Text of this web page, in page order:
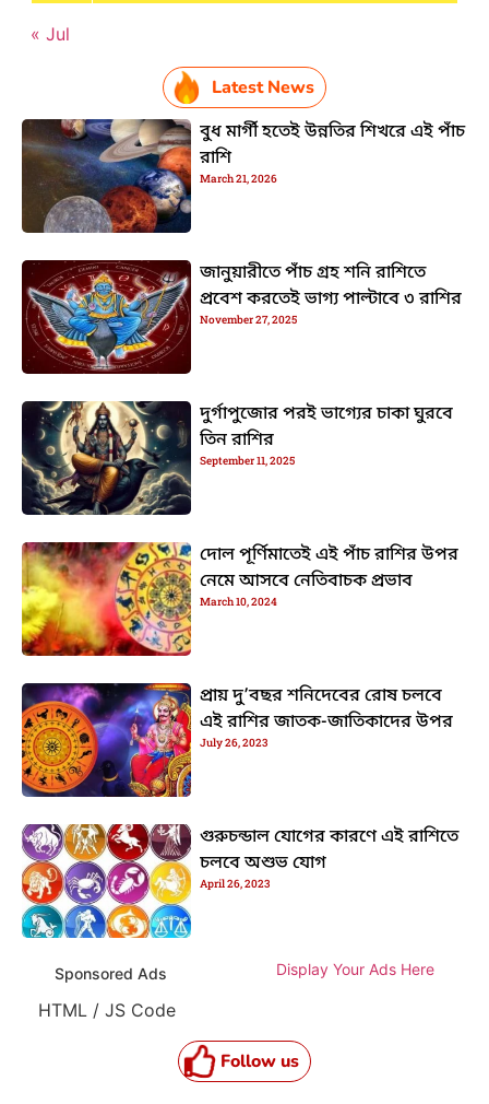
« Jul
Latest News
বুধ মার্গী হতেই উন্নতির শিখরে এই পাঁচ
রাশি
March 21, 2026
জানুয়ারীতে পাঁচ গ্রহ শনি রাশিতে
প্রবেশ করতেই ভাগ্য পাল্টাবে ৩ রাশির
November 27, 2025
দুর্গাপুজোর পরই ভাগ্যের চাকা ঘুরবে
তিন রাশির
September 11, 2025
দোল পূর্ণিমাতেই এই পাঁচ রাশির উপর
নেমে আসবে নেতিবাচক প্রভাব
March 10, 2024
প্রায় দু’বছর শনিদেবের রোষ চলবে
এই রাশির জাতক-জাতিকাদের উপর
July 26, 2023
গুরুচন্ডাল যোগের কারণে এই রাশিতে
চলবে অশুভ যোগ
April 26, 2023
Sponsored Ads Display Your Ads Here
HTML / JS Code
Follow us